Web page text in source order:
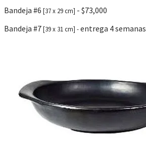
Bandeja #6 [37 x 29 cm] - $73,000
Bandeja #7[39 x 31 cm] -entrega 4 semanas